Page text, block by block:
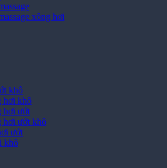
xông hơi
khô
hơi khô
hơi ướt
hơi ướt khô
ướt
khô